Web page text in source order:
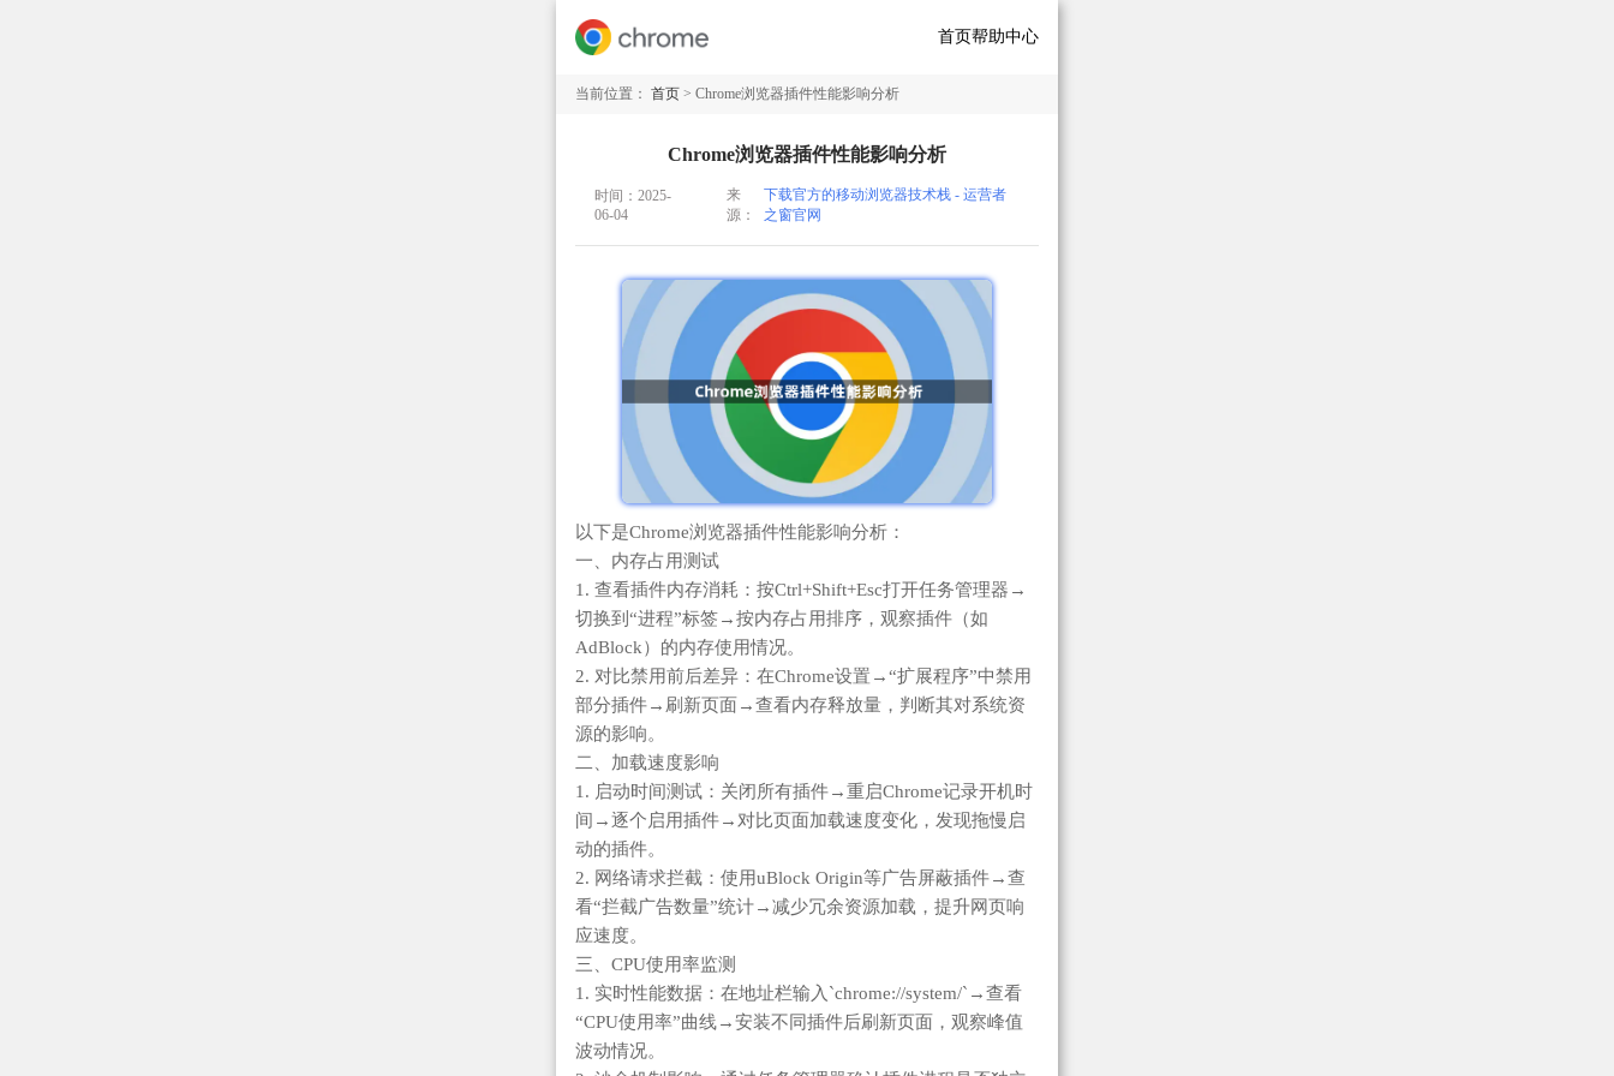
首页帮助中心
当前位置： 首页 > Chrome浏览器插件性能影响分析
Chrome浏览器插件性能影响分析
时间：2025-
06-04
来
源：
下载官方的移动浏览器技术栈 - 运营者
之窗官网
以下是Chrome浏览器插件性能影响分析：
一、内存占用测试
1. 查看插件内存消耗：按Ctrl+Shift+Esc打开任务管理器→
切换到“进程”标签→按内存占用排序，观察插件（如
AdBlock）的内存使用情况。
2. 对比禁用前后差异：在Chrome设置→“扩展程序”中禁用
部分插件→刷新页面→查看内存释放量，判断其对系统资
源的影响。
二、加载速度影响
1. 启动时间测试：关闭所有插件→重启Chrome记录开机时
间→逐个启用插件→对比页面加载速度变化，发现拖慢启
动的插件。
2. 网络请求拦截：使用uBlock Origin等广告屏蔽插件→查
看“拦截广告数量”统计→减少冗余资源加载，提升网页响
应速度。
三、CPU使用率监测
1. 实时性能数据：在地址栏输入`chrome://system/`→查看
“CPU使用率”曲线→安装不同插件后刷新页面，观察峰值
波动情况。